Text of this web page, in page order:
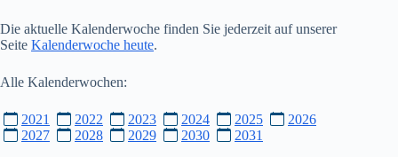
Die aktuelle Kalenderwoche finden Sie jederzeit auf unserer
Seite Kalenderwoche heute.
Alle Kalenderwochen:
2021 2022 2023 2024 2025
2026
2027
2028 2029 2030 2031